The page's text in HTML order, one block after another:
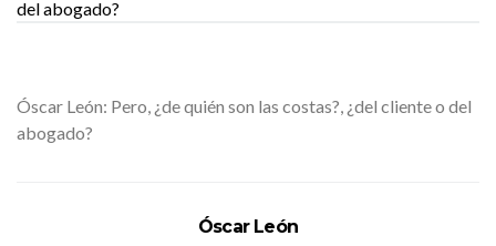
Óscar León: Pero, ¿de quién son las costas?, ¿del cliente o del
abogado?
Óscar León